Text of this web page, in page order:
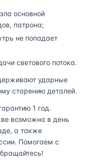
основной
патрона;
не попадает
светового потока.
ударные
старению деталей.
1 год.
возможна в день
а также
Помогаем с